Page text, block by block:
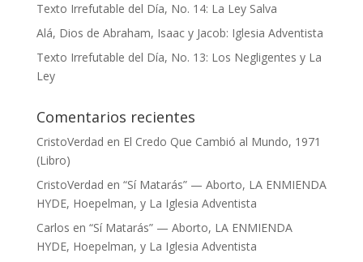
Texto Irrefutable del Día, No. 14: La Ley Salva
Alá, Dios de Abraham, Isaac y Jacob: Iglesia Adventista
Texto Irrefutable del Día, No. 13: Los Negligentes y La
Ley
Comentarios recientes
CristoVerdad en El Credo Que Cambió al Mundo, 1971
(Libro)
CristoVerdad en “Sí Matarás” — Aborto, LA ENMIENDA
HYDE, Hoepelman, y La Iglesia Adventista
Carlos en “Sí Matarás” — Aborto, LA ENMIENDA
HYDE, Hoepelman, y La Iglesia Adventista